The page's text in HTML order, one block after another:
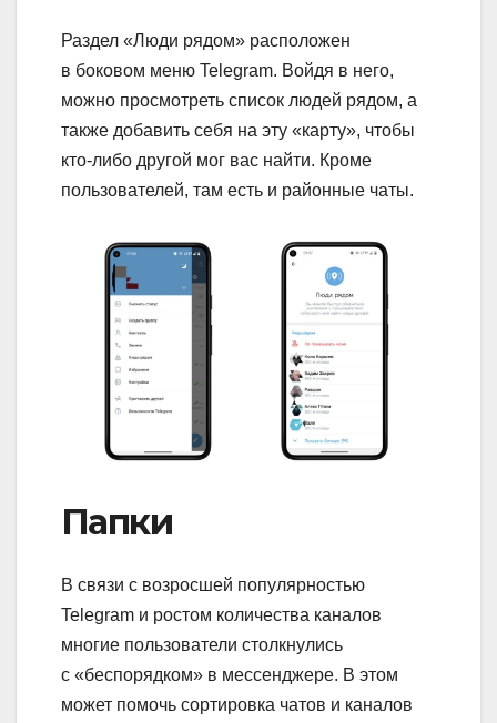
Раздел «Люди рядом» расположен
в боковом меню Telegram. Войдя в него,
можно просмотреть список людей рядом, а
также добавить себя на эту «карту», чтобы
кто-либо другой мог вас найти. Кроме
пользователей, там есть и районные чаты.
Папки
В связи с возросшей популярностью
Telegram и ростом количества каналов
многие пользователи столкнулись
с «беспорядком» в мессенджере. В этом
может помочь сортировка чатов и каналов